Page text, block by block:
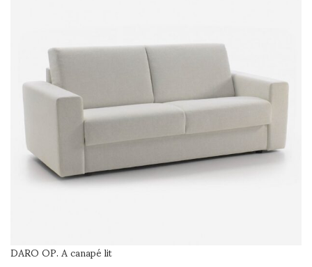
DARO OP. A canapé lit